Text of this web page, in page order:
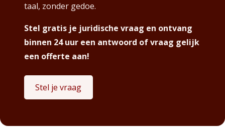
taal, zonder gedoe.
Stel gratis je juridische vraag en ontvang
binnen 24 uur een antwoord of vraag gelijk
een offerte aan!
Stel je vraag